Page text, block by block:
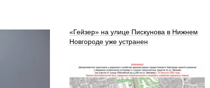
«Гейзер» на улице Пискунова в Нижнем
Новгороде уже устранен